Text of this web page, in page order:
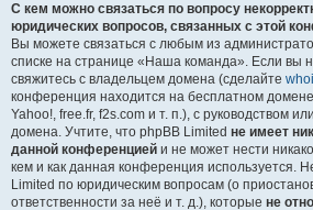
С кем можно связаться по вопросу
юридических вопросов, связанных с этой
Вы можете связаться с любым из
списке на странице «Наша команда». Если вы
свяжитесь с владельцем домена (сделайте
конференция находится на бесплатном
Yahoo!, free.fr, f2s.com и т. п.), с руководством
домена. Учтите, что phpBB Limited не имеет
данной конференцией и не может нести
кем и как данная конференция используется.
Limited по юридическим вопросам (о
ответственности за неё и т. д.), которые не